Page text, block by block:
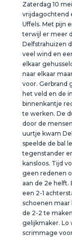
Zaterdag 10
vrijdagochtend
Uffels. Met pijn
terwijl er meer
Delfstrahuizen
veel wind en
elkaar
naar elkaar
voor. Gerbrand
het veld en de
binnenkantje
te werken. De
door de
uurtje kwam
speelde de bal
tegenstander
kansloos. Tijd
geen redenen
aan de 2e
een 2-1
schoenen
de 2-2 te
gelijkmaker. Lo
scrimmage